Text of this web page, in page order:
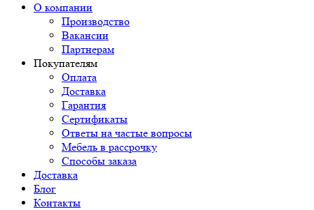
О компании
Производство
Вакансии
Партнерам
Покупателям
Оплата
Доставка
Гарантия
Сертификаты
Ответы на частые вопросы
Мебель в рассрочку
Способы заказа
Доставка
Блог
Контакты